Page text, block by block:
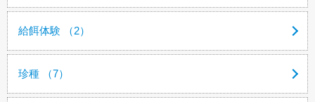
給餌体験 （2）
珍種 （7）